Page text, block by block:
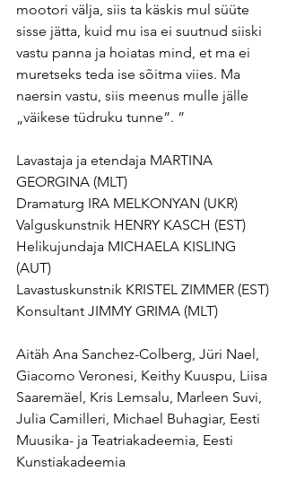
mootori välja, siis ta käskis mul süüte
sisse jätta, kuid mu isa ei suutnud siiski
vastu panna ja hoiatas mind, et ma ei
muretseks teda ise sõitma viies. Ma
naersin vastu, siis meenus mulle jälle
„väikese tüdruku tunne”. ”
Lavastaja ja etendaja MARTINA
GEORGINA (MLT)
Dramaturg IRA MELKONYAN (UKR)
Valguskunstnik HENRY KASCH (EST)
Helikujundaja MICHAELA KISLING
(AUT)
Lavastuskunstnik KRISTEL ZIMMER (EST)
Konsultant JIMMY GRIMA (MLT)
Aitäh Ana Sanchez-Colberg, Jüri Nael,
Giacomo Veronesi, Keithy Kuuspu, Liisa
Saaremäel, Kris Lemsalu, Marleen Suvi,
Julia Camilleri, Michael Buhagiar, Eesti
Muusika- ja Teatriakadeemia, Eesti
Kunstiakadeemia